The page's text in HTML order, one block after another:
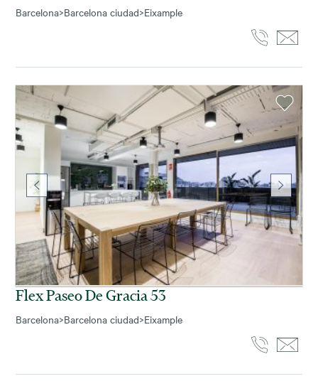
Barcelona>Barcelona ciudad>Eixample
Flex Paseo De Gracia 53
Barcelona>Barcelona ciudad>Eixample